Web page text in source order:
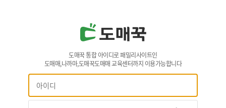
도매꾹 통합 아이디로 패밀리사이트인
도매매,나까마,도매꾹도매매 교육센터까지 이용가능합니다